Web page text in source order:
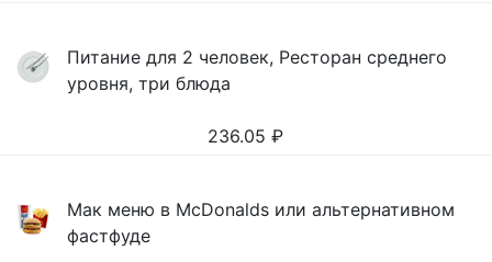
Питание для 2 человек, Ресторан среднего
уровня, три блюда
236.05 ₽
Мак меню в McDonalds или альтернативном
фастфуде